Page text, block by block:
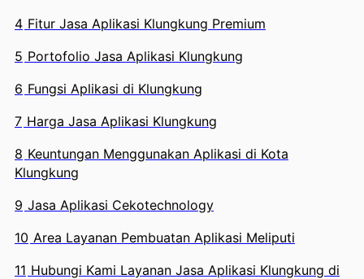
4 Fitur Jasa Aplikasi Klungkung Premium
5 Portofolio Jasa Aplikasi Klungkung
6 Fungsi Aplikasi di Klungkung
7 Harga Jasa Aplikasi Klungkung
8 Keuntungan Menggunakan Aplikasi di Kota
Klungkung
9 Jasa Aplikasi Cekotechnology
10 Area Layanan Pembuatan Aplikasi Meliputi
11 Hubungi Kami Layanan Jasa Aplikasi Klungkung di